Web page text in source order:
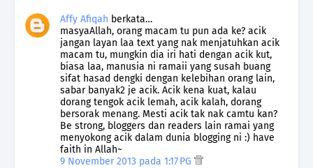
Affy Afiqah berkata…
masyaAllah, orang macam tu pun ada ke? acik
jangan layan laa text yang nak menjatuhkan acik
macam tu, mungkin dia iri hati dengan acik kut,
biasa laa, manusia ni ramaii yang susah buang
sifat hasad dengki dengan kelebihan orang lain,
sabar banyak2 je acik. Acik kena kuat, kalau
dorang tengok acik lemah, acik kalah, dorang
bersorak menang. Mesti acik tak nak camtu kan?
Be strong, bloggers dan readers lain ramai yang
menyokong acik dalam dunia blogging ni :) have
faith in Allah~
9 November 2013 pada 1:17 PG